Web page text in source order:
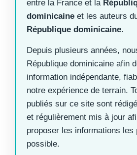
entre la France et la
dominicaine et les auteurs
République dominicaine.
Depuis plusieurs années,
République dominicaine afin
information indépendante,
notre expérience de terrain.
publiés sur ce site sont
et régulièrement mis à jour
proposer les informations les
possible.